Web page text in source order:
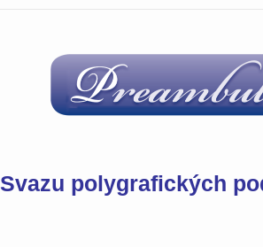
Svazu polygrafických